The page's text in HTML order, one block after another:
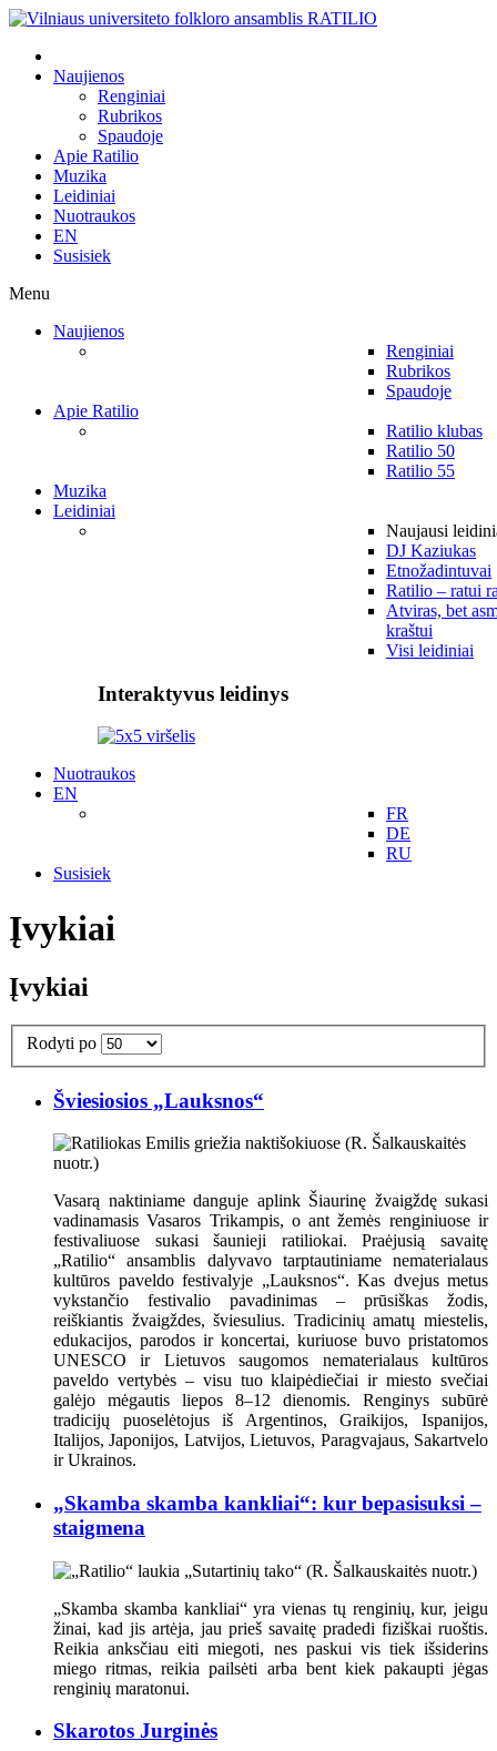
Naujienos
Renginiai
Rubrikos
Spaudoje
Apie Ratilio
Muzika
Leidiniai
Nuotraukos
EN
Susisiek
Menu
Naujienos
Renginiai
Rubrikos
Spaudoje
Apie Ratilio
Ratilio klubas
Ratilio 50
Ratilio 55
Muzika
Leidiniai
Naujausi
DJ Kaziukas
Etnožadintuvai
Ratilio – ratui
Atviras, bet
kraštui
Visi leidiniai
Interaktyvus leidinys
Nuotraukos
EN
FR
DE
RU
Susisiek
Įvykiai
Įvykiai
Rodyti po
Šviesiosios „Lauksnos“
Vasarą naktiniame danguje aplink Šiaurinę žvaigždę sukasi
vadinamasis Vasaros Trikampis, o ant žemės renginiuose ir
festivaliuose sukasi šaunieji ratiliokai. Praėjusią savaitę
„Ratilio“ ansamblis dalyvavo tarptautiniame nematerialaus
kultūros paveldo festivalyje „Lauksnos“. Kas dvejus metus
vykstančio festivalio pavadinimas – prūsiškas žodis,
reiškiantis žvaigždes, šviesulius. Tradicinių amatų miestelis,
edukacijos, parodos ir koncertai, kuriuose buvo pristatomos
UNESCO ir Lietuvos saugomos nematerialaus kultūros
paveldo vertybės – visu tuo klaipėdiečiai ir miesto svečiai
galėjo mėgautis liepos 8–12 dienomis. Renginys subūrė
tradicijų puoselėtojus iš Argentinos, Graikijos, Ispanijos,
Italijos, Japonijos, Latvijos, Lietuvos, Paragvajaus, Sakartvelo
ir Ukrainos.
„Skamba skamba kankliai“: kur bepasisuksi –
staigmena
„Skamba skamba kankliai“ yra vienas tų renginių, kur, jeigu
žinai, kad jis artėja, jau prieš savaitę pradedi fiziškai ruoštis.
Reikia anksčiau eiti miegoti, nes paskui vis tiek išsiderins
miego ritmas, reikia pailsėti arba bent kiek pakaupti jėgas
renginių maratonui.
Skarotos Jurginės